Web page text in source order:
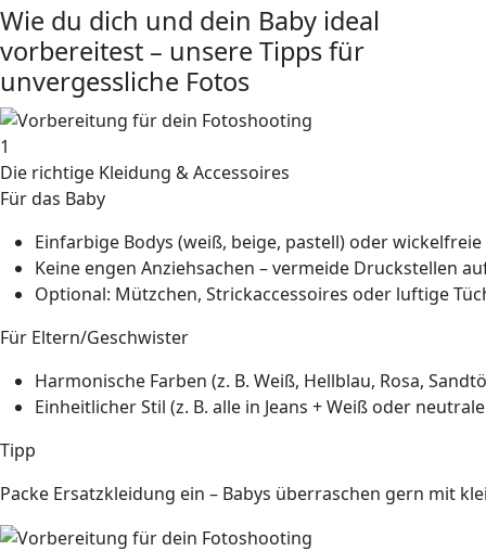
Wie du dich und dein Baby ideal
vorbereitest – unsere Tipps für
unvergessliche Fotos
1
Die richtige Kleidung & Accessoires
Für das Baby
Einfarbige Bodys (weiß, beige, pastell) oder
Keine engen Anziehsachen – vermeide Druckstellen
Optional: Mützchen, Strickaccessoires oder luftige
Für Eltern/Geschwister
Harmonische Farben (z. B. Weiß, Hellblau, Rosa,
Einheitlicher Stil (z. B. alle in Jeans + Weiß oder
Tipp
Packe Ersatzkleidung ein – Babys überraschen gern mit